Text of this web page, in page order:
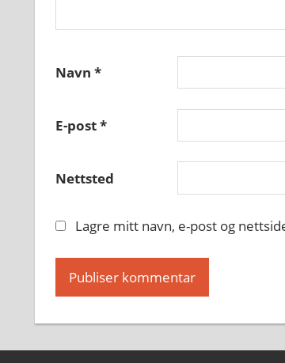
Navn *
E-post*
Nettsted
Lagre mitt navn, e-post og